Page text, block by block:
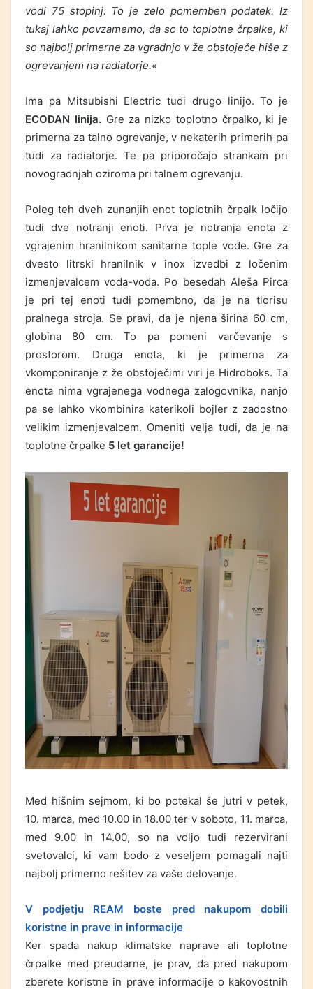
vodi 75 stopinj. To je zelo pomemben podatek. Iz
tukaj lahko povzamemo, da so to toplotne črpalke, ki
so najbolj primerne za vgradnjo v že obstoječe hiše z
ogrevanjem na radiatorje.«
Ima pa Mitsubishi Electric tudi drugo linijo. To je
ECODAN linija.Gre za nizko toplotno črpalko, ki je
primerna za talno ogrevanje, v nekaterih primerih pa
tudi za radiatorje. Te pa priporočajo strankam pri
novogradnjah oziroma pri talnem ogrevanju.
Poleg teh dveh zunanjih enot toplotnih črpalk ločijo
tudi dve notranji enoti. Prva je notranja enota z
vgrajenim hranilnikom sanitarne tople vode. Gre za
dvesto litrski hranilnik v inox izvedbi z ločenim
izmenjevalcem voda-voda. Po besedah Aleša Pirca
je pri tej enoti tudi pomembno, da je na tlorisu
pralnega stroja. Se pravi, da je njena širina 60 cm,
globina 80 cm. To pa pomeni varčevanje s
prostorom. Druga enota, ki je primerna za
vkomponiranje z že obstoječimi viri je Hidroboks. Ta
enota nima vgrajenega vodnega zalogovnika, nanjo
pa se lahko vkombinira katerikoli bojler z zadostno
velikim izmenjevalcem. Omeniti velja tudi, da je na
toplotne črpalke 5 let garancije!
Med hišnim sejmom, ki bo potekal še jutri v petek,
10. marca, med 10.00 in 18.00 ter v soboto, 11. marca,
med 9.00 in 14.00, so na voljo tudi rezervirani
svetovalci, ki vam bodo z veseljem pomagali najti
najbolj primerno rešitev za vaše delovanje.
V podjetju REAM boste pred nakupom dobili
koristne in prave in informacije
Ker spada nakup klimatske naprave ali toplotne
črpalke med preudarne, je prav, da pred nakupom
zberete koristne in prave informacije o kakovostnih